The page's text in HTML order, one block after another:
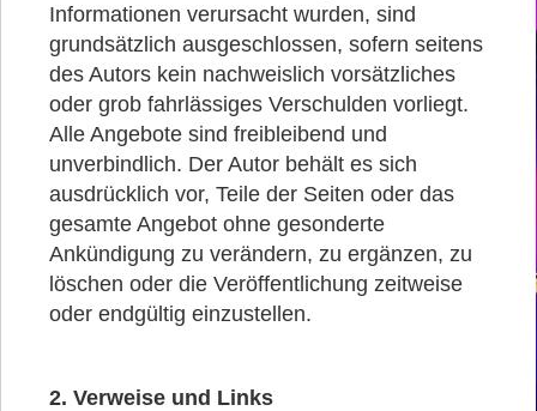
Informationen verursacht wurden, sind
grundsätzlich ausgeschlossen, sofern seitens
des Autors kein nachweislich vorsätzliches
oder grob fahrlässiges Verschulden vorliegt.
Alle Angebote sind freibleibend und
unverbindlich. Der Autor behält es sich
ausdrücklich vor, Teile der Seiten oder das
gesamte Angebot ohne gesonderte
Ankündigung zu verändern, zu ergänzen, zu
löschen oder die Veröffentlichung zeitweise
oder endgültig einzustellen.
2. Verweise und Links